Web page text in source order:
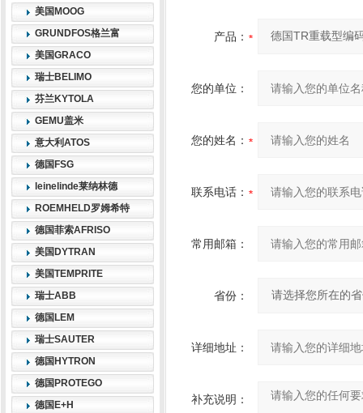
美国MOOG
GRUNDFOS格兰富
美国GRACO
瑞士BELIMO
芬兰KYTOLA
GEMU盖米
意大利ATOS
德国FSG
leinelinde莱纳林德
ROEMHELD罗姆希特
德国菲索AFRISO
美国DYTRAN
美国TEMPRITE
瑞士ABB
德国LEM
瑞士SAUTER
德国HYTRON
德国PROTEGO
德国E+H
产品：
您的单位：
您的姓名：
联系电话：
常用邮箱：
省份：
详细地址：
补充说明：